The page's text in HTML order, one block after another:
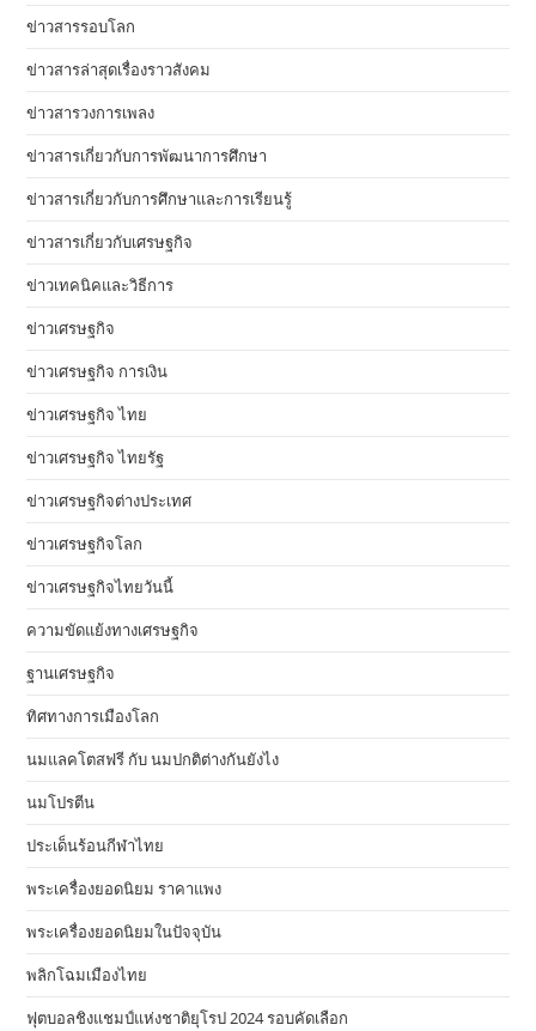
ข่าวสารรอบโลก
ข่าวสารล่าสุดเรื่องราวสังคม
ข่าวสารวงการเพลง
ข่าวสารเกี่ยวกับการพัฒนาการศึกษา
ข่าวสารเกี่ยวกับการศึกษาและการเรียนรู้
ข่าวสารเกี่ยวกับเศรษฐกิจ
ข่าวเทคนิคและวิธีการ
ข่าวเศรษฐกิจ
ข่าวเศรษฐกิจ การเงิน
ข่าวเศรษฐกิจ ไทย
ข่าวเศรษฐกิจ ไทยรัฐ
ข่าวเศรษฐกิจต่างประเทศ
ข่าวเศรษฐกิจโลก
ข่าวเศรษฐกิจไทยวันนี้
ความขัดแย้งทางเศรษฐกิจ
ฐานเศรษฐกิจ
ทิศทางการเมืองโลก
นมแลคโตสฟรี กับ นมปกติต่างกันยังไง
นมโปรตีน
ประเด็นร้อนกีฬาไทย
พระเครื่องยอดนิยม ราคาแพง
พระเครื่องยอดนิยมในปัจจุบัน
พลิกโฉมเมืองไทย
ฟุตบอลชิงแชมป์แห่งชาติยุโรป 2024 รอบคัดเลือก